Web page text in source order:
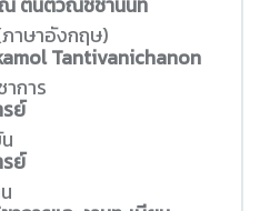
าษาอังกฤษ)
Tantivanichanon
การ
ย์
ย์